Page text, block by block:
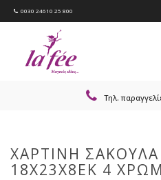
0030 24610 25 800
Τηλ.
ΧΑΡΤΙΝΗ
18Χ23Χ8ΕΚ 4